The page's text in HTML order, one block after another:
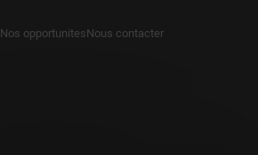
Nos opportunitesNous contacter